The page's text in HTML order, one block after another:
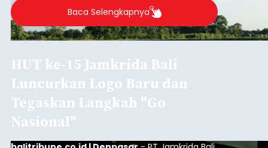
Baca Selengkapnya
HUT ke-15 Jamkrida Bali
Luncurkan Logo Baru dan
Tegaskan Langkah "Go
Nasional"